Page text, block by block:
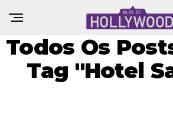
Todos Os
Tag "Hotel